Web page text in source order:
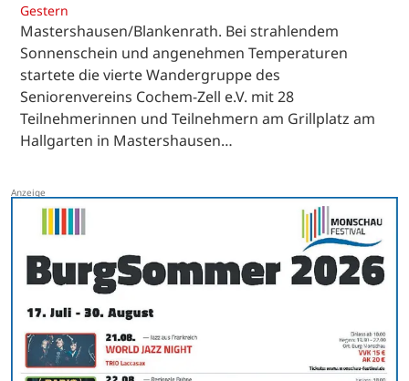
Gestern
Mastershausen/Blankenrath. Bei strahlendem
Sonnenschein und angenehmen Temperaturen
startete die vierte Wandergruppe des
Seniorenvereins Cochem-Zell e.V. mit 28
Teilnehmerinnen und Teilnehmern am Grillplatz am
Hallgarten in Mastershausen…